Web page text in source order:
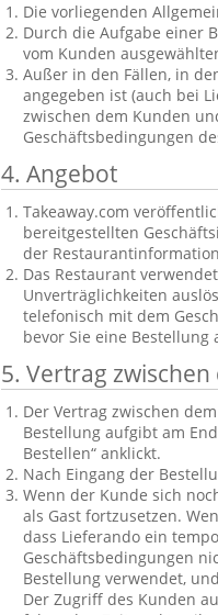
Die vorliegenden
Durch die Aufgabe einer
vom Kunden
Außer in den Fällen, in
angegeben ist (auch bei
zwischen dem Kunden
Geschäftsbedingungen
4. Angebot
Takeaway.com
bereitgestellten
der
Das Restaurant
Unverträglichkeiten
telefonisch mit dem
bevor Sie eine Bestellung
5. Vertrag
Der Vertrag zwischen
Bestellung aufgibt am
Bestellen“ anklickt.
Nach Eingang der
Wenn der Kunde sich
als Gast fortzusetzen.
dass Lieferando ein
Geschäftsbedingungen
Bestellung verwendet,
Der Zugriff des Kunden